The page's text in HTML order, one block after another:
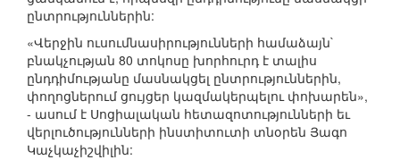
ընտրություններին:
«Վերջին ուսումնասիրությունների համաձայն`
բնակչության 80 տոկոսը խորհուրդ է տալիս
ընդդիմությանը մասնակցել ընտրություններին,
փողոցներում ցույցեր կազմակերպելու փոխարեն»,
- ասում է Սոցիալական հետազոտությունների եւ
վերլուծությունների ինստիտուտի տնօրեն Յագո
Կաչկաչիշվիլին: